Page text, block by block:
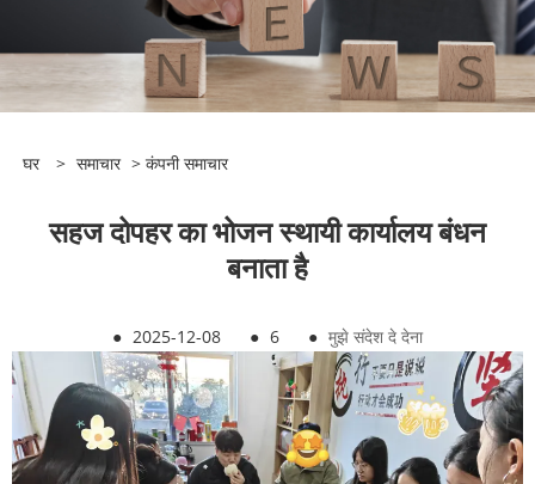
घर > समाचार > कंपनी समाचार
सहज दोपहर का भोजन स्थायी कार्यालय बंधन
बनाता है
● 2025-12-08 ● 6 ● मुझे संदेश दे देना